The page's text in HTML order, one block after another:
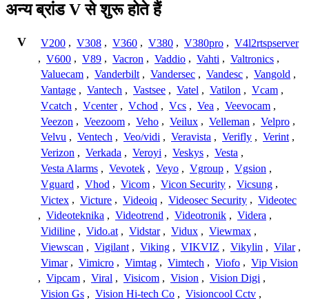
अन्य ब्रांड V से शुरू होते हैं
V V200 , V308 , V360 , V380 , V380pro , V4l2rtspserver
, V600 , V89 , Vacron , Vaddio , Vahti , Valtronics ,
Valuecam , Vanderbilt , Vandersec , Vandesc , Vangold ,
Vantage , Vantech , Vastsee , Vatel , Vatilon , Vcam ,
Vcatch , Vcenter , Vchod , Vcs , Vea , Veevocam ,
Veezon , Veezoom , Veho , Veilux , Velleman , Velpro ,
Velvu , Ventech , Veo/vidi , Veravista , Verifly , Verint ,
Verizon , Verkada , Veroyi , Veskys , Vesta ,
Vesta Alarms , Vevotek , Veyo , Vgroup , Vgsion ,
Vguard , Vhod , Vicom , Vicon Security , Vicsung ,
Victex , Victure , Videoiq , Videosec Security , Videotec
, Videoteknika , Videotrend , Videotronik , Videra ,
Vidiline , Vido.at , Vidstar , Vidux , Viewmax ,
Viewscan , Vigilant , Viking , VIKVIZ , Vikylin , Vilar ,
Vimar , Vimicro , Vimtag , Vimtech , Viofo , Vip Vision
, Vipcam , Viral , Visicom , Vision , Vision Digi ,
Vision Gs , Vision Hi-tech Co , Visioncool Cctv ,